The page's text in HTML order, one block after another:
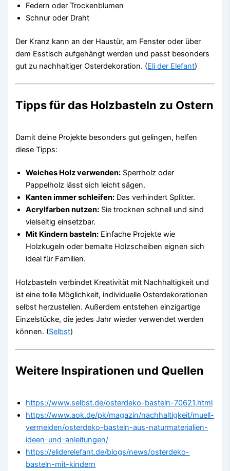
Federn oder Trockenblumen
Schnur oder Draht
Der Kranz kann an der Haustür, am Fenster oder über
dem Esstisch aufgehängt werden und passt besonders
gut zu nachhaltiger Osterdekoration. (Eli der Elefant)
Tipps für das Holzbasteln zu Ostern
Damit deine Projekte besonders gut gelingen, helfen
diese Tipps:
Weiches Holz verwenden: Sperrholz oder
Pappelholz lässt sich leicht sägen.
Kanten immer schleifen: Das verhindert Splitter.
Acrylfarben nutzen: Sie trocknen schnell und sind
vielseitig einsetzbar.
Mit Kindern basteln: Einfache Projekte wie
Holzkugeln oder bemalte Holzscheiben eignen sich
ideal für Familien.
Holzbasteln verbindet Kreativität mit Nachhaltigkeit und
ist eine tolle Möglichkeit, individuelle Osterdekorationen
selbst herzustellen. Außerdem entstehen einzigartige
Einzelstücke, die jedes Jahr wieder verwendet werden
können. (Selbst)
Weitere Inspirationen und Quellen
https://www.selbst.de/osterdeko-basteln-70621.html
https://www.aok.de/pk/magazin/nachhaltigkeit/muell-
vermeiden/osterdeko-basteln-aus-naturmaterialien-
ideen-und-anleitungen/
https://eliderelefant.de/blogs/news/osterdeko-
basteln-mit-kindern